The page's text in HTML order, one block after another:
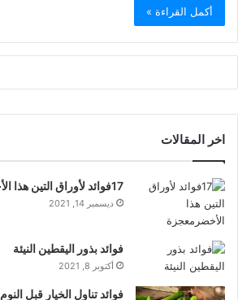
أكمل القراءة »
اخر المقالات
17فوائد لأوراق التين هذا الأخضر معجزة
ديسمبر 14, 2021
فوائد بذور اليقطين النيئة
أكتوبر 8, 2021
فوائد تناول الخيار قبل النوم